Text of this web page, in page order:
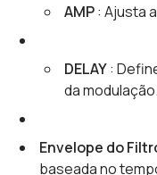
AMP: Ajusta
DELAY:
da modulação.
Envelope do
baseada no